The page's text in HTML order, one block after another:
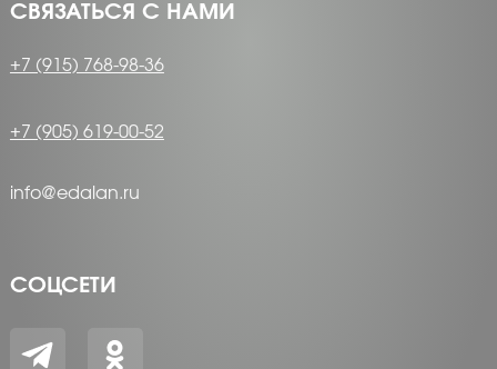
СВЯЗАТЬСЯ С НАМИ
+7 (915) 768-98-36
+7 (905) 619-00-52
info@edalan.ru
СОЦСЕТИ